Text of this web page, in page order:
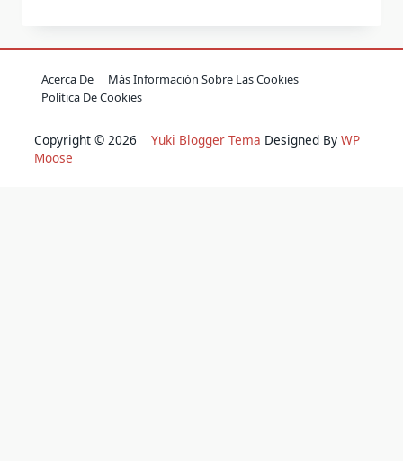
Acerca De
Más Información Sobre Las Cookies
Política De Cookies
Copyright © 2026 Yuki Blogger Tema Designed By WP
Moose